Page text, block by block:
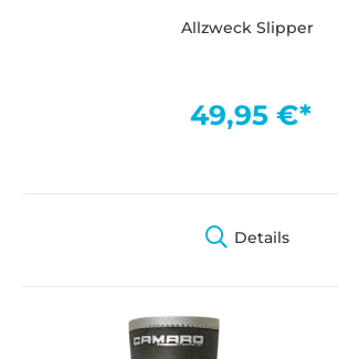
Allzweck Slipper
49,95 €*
Details